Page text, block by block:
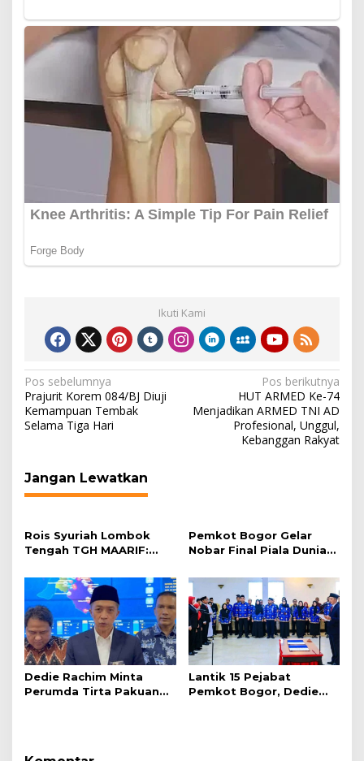
Ikuti Kami
Navigasi
pos
Pos sebelumnya
Prajurit Korem 084/BJ Diuji
Kemampuan Tembak
Selama Tiga Hari
Pos berikutnya
HUT ARMED Ke-74
Menjadikan ARMED TNI AD
Profesional, Unggul,
Kebanggan Rakyat
Jangan Lewatkan
Rois Syuriah Lombok
Tengah TGH MAARIF:
Abad Kedua NU”
Pemkot Bogor Gelar
Nobar Final Piala Dunia
Dedie Rachim Minta
Perumda Tirta Pakuan
Lantik 15 Pejabat
Pemkot Bogor, Dedie